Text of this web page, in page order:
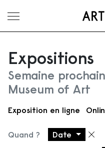
Ouvrir le menu
Expositions
Semaine
Museum of Art
Exposition en ligne
Quand ? Date